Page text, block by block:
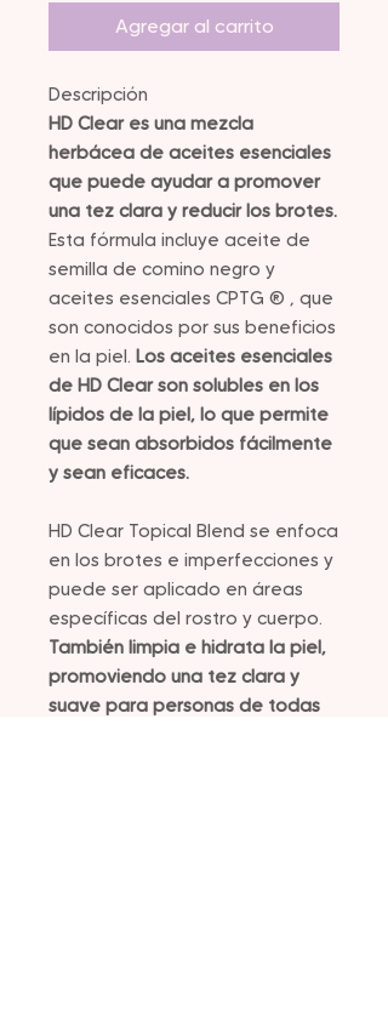
Agregar al carrito
Descripción
HD Clear es una mezcla
herbácea de aceites esenciales
que puede ayudar a promover
una tez clara y reducir los brotes.
Esta fórmula incluye aceite de
semilla de comino negro y
aceites esenciales CPTG ® , que
son conocidos por sus beneficios
en la piel. Los aceites esenciales
de HD Clear son solubles en los
lípidos de la piel, lo que permite
que sean absorbidos fácilmente
y sean eficaces.
HD Clear Topical Blend se enfoca
en los brotes e imperfecciones y
puede ser aplicado en áreas
específicas del rostro y cuerpo.
También limpia e hidrata la piel,
promoviendo una tez clara y
suave para personas de todas